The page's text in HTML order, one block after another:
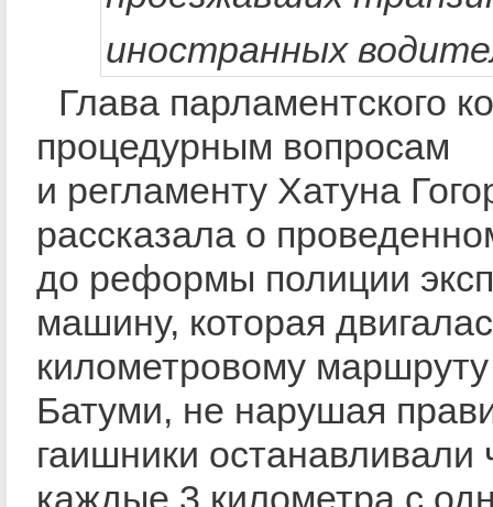
иностранных
Глава парламентского
процедурным вопросам
и регламенту Хатуна
рассказала о
до реформы полиции
машину, которая
километровому
Батуми, не нарушая
гаишники останавливали
каждые 3 километра с